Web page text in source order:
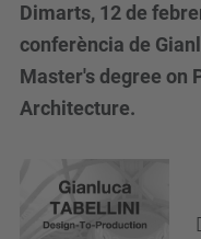
Dimarts, 12 de
conferència de
Master's degree on
Architecture.